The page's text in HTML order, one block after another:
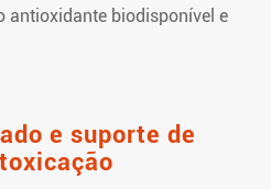
antioxidante biodisponível e
e suporte de